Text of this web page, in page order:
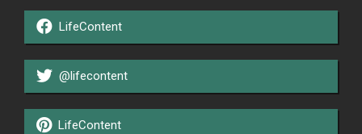
LifeContent
@lifecontent
LifeContent